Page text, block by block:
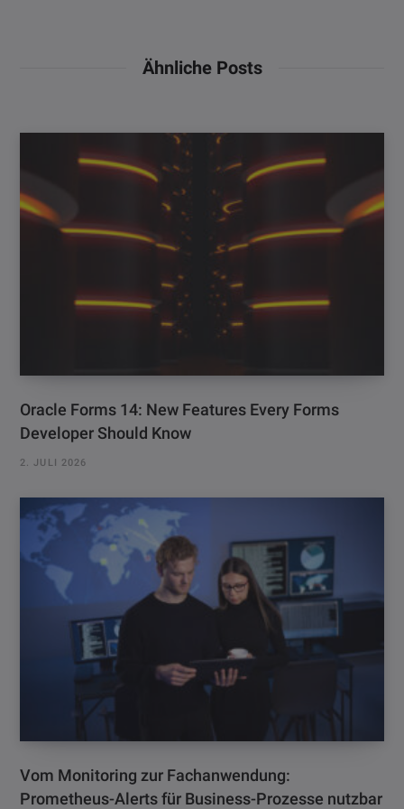
Ähnliche Posts
Oracle Forms 14: New Features Every Forms
Developer Should Know
2. JULI 2026
Vom Monitoring zur Fachanwendung:
Prometheus-Alerts für Business-Prozesse nutzbar